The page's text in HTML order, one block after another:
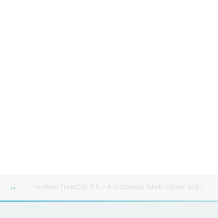
Ood poistele: Vahtralehe märgiga BMW ongi mu lemmikauto